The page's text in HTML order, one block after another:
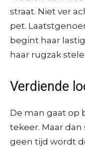
straat. Niet ver
pet.
begint haar
haar rugzak
Verdiende
De man gaat op
tekeer. Maar
geen tijd wordt